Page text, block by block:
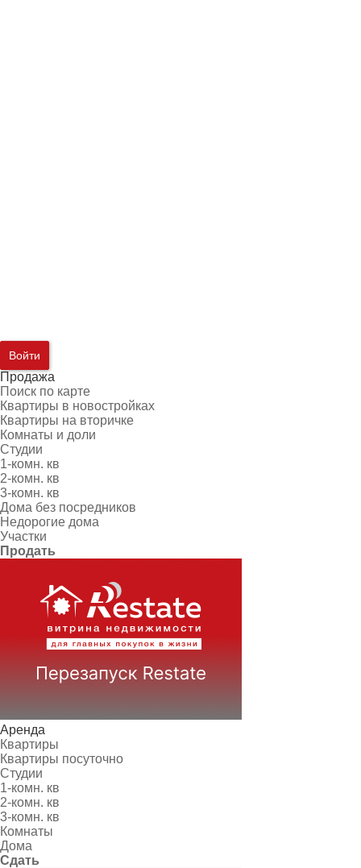
Войти
Продажа
Поиск по карте
Квартиры в новостройках
Квартиры на вторичке
Комнаты и доли
Студии
1-комн. кв
2-комн. кв
3-комн. кв
Дома без посредников
Недорогие дома
Участки
Продать
Аренда
Квартиры
Квартиры посуточно
Студии
1-комн. кв
2-комн. кв
3-комн. кв
Комнаты
Дома
Сдать